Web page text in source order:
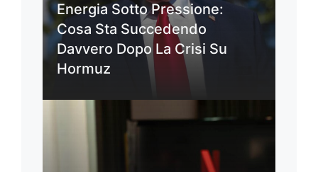
Energia Sotto Pressione:
Cosa Sta Succedendo
Davvero Dopo La Crisi Su
Hormuz